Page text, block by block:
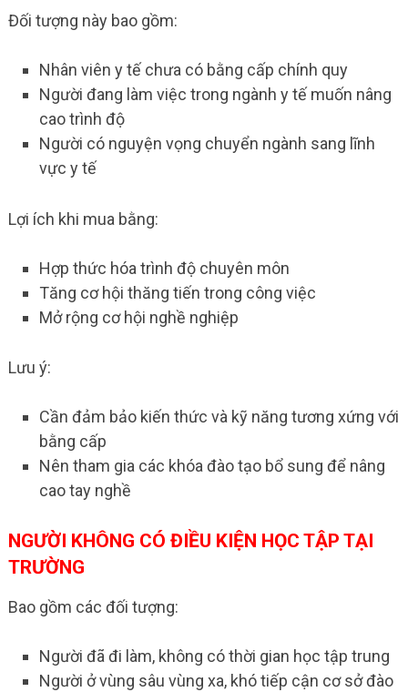
Đối tượng này bao gồm:
Nhân viên y tế chưa có bằng cấp chính quy
Người đang làm việc trong ngành y tế muốn nâng
cao trình độ
Người có nguyện vọng chuyển ngành sang lĩnh
vực y tế
Lợi ích khi mua bằng:
Hợp thức hóa trình độ chuyên môn
Tăng cơ hội thăng tiến trong công việc
Mở rộng cơ hội nghề nghiệp
Lưu ý:
Cần đảm bảo kiến thức và kỹ năng tương xứng với
bằng cấp
Nên tham gia các khóa đào tạo bổ sung để nâng
cao tay nghề
NGƯỜI KHÔNG CÓ ĐIỀU KIỆN HỌC TẬP TẠI
TRƯỜNG
Bao gồm các đối tượng:
Người đã đi làm, không có thời gian học tập trung
Người ở vùng sâu vùng xa, khó tiếp cận cơ sở đào